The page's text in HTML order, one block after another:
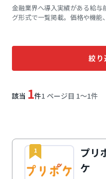
金融業界へ導入実績がある給与
グ形式で一覧掲載。価格や機能
絞り
該当 1件1 ページ目 1〜1件
1
プリ
ケ